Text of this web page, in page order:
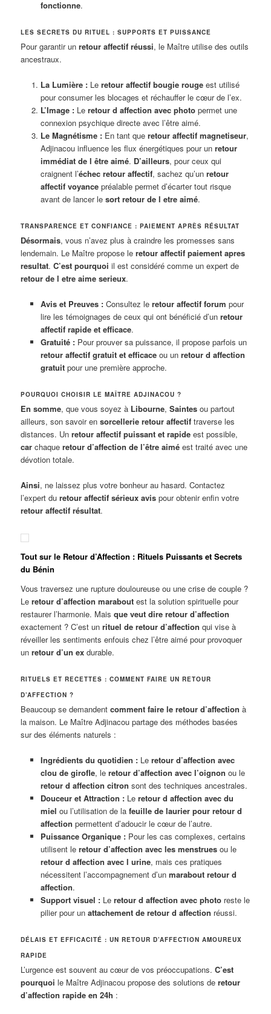
fonctionne.
LES SECRETS DU RITUEL : SUPPORTS ET PUISSANCE
Pour garantir unretour affectif réussi, le Maître utilise des outils
ancestraux.
La Lumière :Le retour affectif bougie rougeest utilisé
pour consumer les blocages et réchauffer le cœur de l’ex.
L’Image :Le retour d affection avec photopermet une
connexion psychique directe avec l’être aimé.
Le Magnétisme :En tant que retour affectif magnetiseur,
Adjinacou influence les flux énergétiques pour un retour
immédiat de l être aimé. D’ailleurs, pour ceux qui
craignent l’échec retour affectif, sachez qu’un retour
affectif voyancepréalable permet d’écarter tout risque
avant de lancer le sort retour de l etre aimé.
TRANSPARENCE ET CONFIANCE : PAIEMENT APRÈS RÉSULTAT
Désormais, vous n’avez plus à craindre les promesses sans
lendemain. Le Maître propose leretour affectif paiement apres
resultat.C’est pourquoi il est considéré comme un expert de
retour de l etre aime serieux.
Avis et Preuves :Consultez le retour affectif forum pour
lire les témoignages de ceux qui ont bénéficié d’un retour
affectif rapide et efficace.
Gratuité :Pour prouver sa puissance, il propose parfois un
retour affectif gratuit et efficaceou un retour d affection
gratuitpour une première approche.
POURQUOI CHOISIR LE MAÎTRE ADJINACOU ?
En somme, que vous soyez à Libourne,Saintes ou partout
ailleurs, son savoir ensorcellerie retour affectif traverse les
distances. Unretour affectif puissant et rapide est possible,
car chaqueretour d’affection de l’être aimé est traité avec une
dévotion totale.
Ainsi, ne laissez plus votre bonheur au hasard. Contactez
l’expert duretour affectif sérieux avis pour obtenir enfin votre
retour affectif résultat.
Tout sur le Retour d’Affection : Rituels Puissants et Secrets
du Bénin
Vous traversez une rupture douloureuse ou une crise de couple ?
Leretour d’affection marabout est la solution spirituelle pour
restaurer l’harmonie. Maisque veut dire retour d’affection
exactement ? C’est unrituel de retour d’affection qui vise à
réveiller les sentiments enfouis chez l’être aimé pour provoquer
unretour d’un ex durable.
RITUELS ET RECETTES : COMMENT FAIRE UN RETOUR
D’AFFECTION ?
Beaucoup se demandentcomment faire le retour d’affection à
la maison. Le Maître Adjinacou partage des méthodes basées
sur des éléments naturels :
Ingrédients du quotidien :Le retour d’affection avec
clou de girofle, le retour d’affection avec l’oignon ou le
retour d affection citron sont des techniques ancestrales.
Douceur et Attraction :Le retour d affection avec du
miel ou l’utilisation de la feuille de laurier pour retour d
affection permettent d’adoucir le cœur de l’autre.
Puissance Organique :Pour les cas complexes, certains
utilisent le retour d’affection avec les menstruesou le
retour d affection avec l urine, mais ces pratiques
nécessitent l’accompagnement d’un marabout retour d
affection.
Support visuel :Le retour d affection avec photoreste le
pilier pour un attachement de retour d affection réussi.
DÉLAIS ET EFFICACITÉ : UN RETOUR D’AFFECTION AMOUREUX
RAPIDE
L’urgence est souvent au cœur de vos préoccupations.C’est
pourquoi le Maître Adjinacou propose des solutions deretour
d’affection rapide en 24h :